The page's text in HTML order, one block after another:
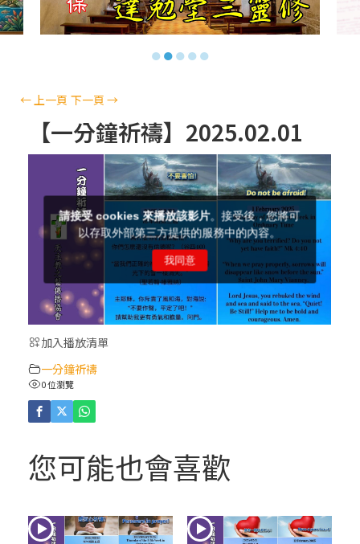
【信仰之旅】第十三集：「天主十誡(上)」
—金毓瑋 神父
【信仰之旅】第十二集：「聖母、聖人」—
高樂祈 修女
【信仰之旅】第十一集：「教 會」(推廣片)
【信仰之旅】第十一集：「教 會」—林必能
神父
【信仰之旅】第十集：「逾越奧蹟」— 錢玲
珠老師
(5)黃敏正主教帶你做「四旬期避靜」—【逾
人相遇
●●●●●
← 上一頁 下一頁→
【一分鐘祈禱】2025.02.01
加入播放清單
一分鐘祈禱
0 位瀏覽
您可能也會喜歡